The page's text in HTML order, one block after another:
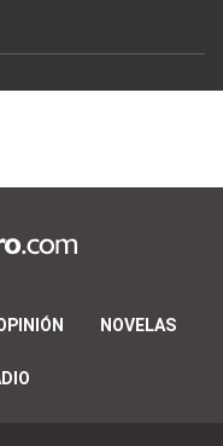
NOVELAS